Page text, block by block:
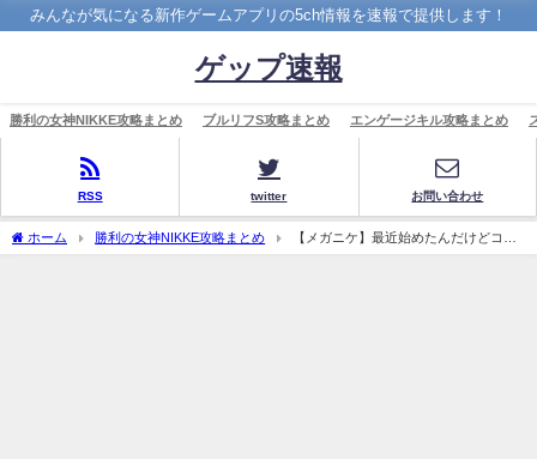
みんなが気になる新作ゲームアプリの5ch情報を速報で提供します！
ゲップ速報
勝利の女神NIKKE攻略まとめ ブルリフS攻略まとめ エンゲージキル攻略まとめ
RSS twitter お問い合わせ
ホーム 勝利の女神NIKKE攻略まとめ
【メガニケ】最近始めたんだけどコラ
ボのガチャ引いた方がいい？